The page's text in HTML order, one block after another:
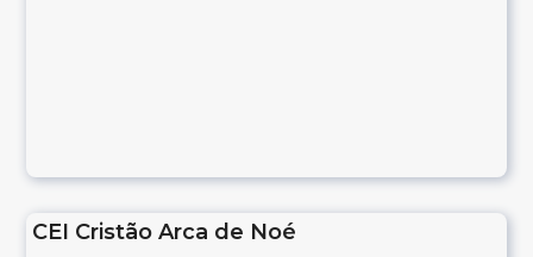
CEI Cristão Arca de Noé